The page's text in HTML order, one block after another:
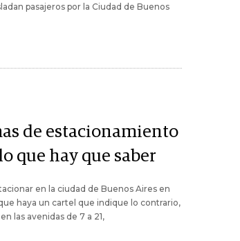
pasajeros por la Ciudad de Buenos
de estacionamiento
que hay que saber
en la ciudad de Buenos Aires en
haya un cartel que indique lo contrario,
las avenidas de 7 a 21,